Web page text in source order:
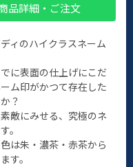
品詳細・ご注文
ィのハイクラスネーム
に表面の仕上げにこだ
ム印がかつて存在した
？
敵にみせる、究極のネ
。
は朱・濃茶・赤茶から
す。